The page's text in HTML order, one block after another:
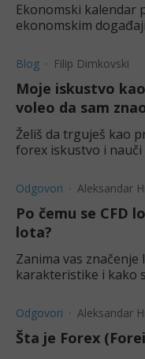
Ekonomski kalendar
ekonomskim
Blog Filip Dimkovski
Moje iskustvo
voleo da sam
Želiš da trguješ kao
forex iskustvo i
Odgovori Aleksandar
Po čemu se CFD
lota?
Zanima vas
karakteristike i kako
Odgovori Aleksandar
Šta je Forex